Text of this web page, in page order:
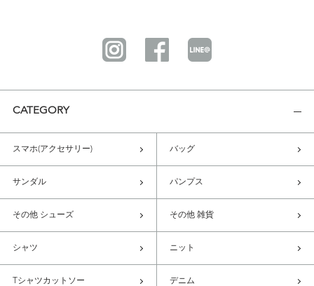
CATEGORY
スマホ(アクセサリー) バッグ
サンダル パンプス
その他 シューズ その他 雑貨
シャツ ニット
Tシャツカットソー デニム